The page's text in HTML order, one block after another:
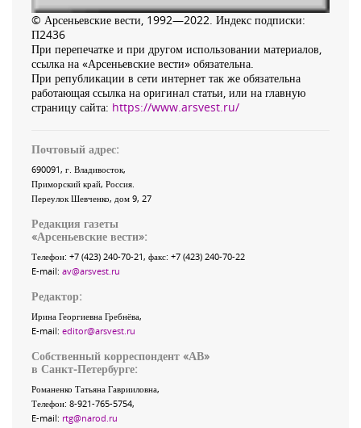
© Арсеньевские вести, 1992—2022. Индекс подписки:
П2436
При перепечатке и при другом использовании материалов,
ссылка на «Арсеньевские вести» обязательна.
При републикации в сети интернет так же обязательна
работающая ссылка на оригинал статьи, или на главную
страницу сайта: https://www.arsvest.ru/
Почтовый адрес:
690091, г. Владивосток,
Приморский край, Россия
Переулок Шевченко, дом 9, 27
Редакция газеты
«Арсеньевские вести»:
Телефон: +7 (423) 240-70-21, факс: +7 (423) 240-70-22
E-mail: av@arsvest.ru
Редактор:
Ирина Георгиевна Гребнёва,
E-mail: editor@arsvest.ru
Собственный корреспондент «АВ»
в Санкт-Петербурге:
Романенко Татьяна Гаврииловна,
Телефон: 8-921-765-5754,
E-mail: rtg@narod.ru